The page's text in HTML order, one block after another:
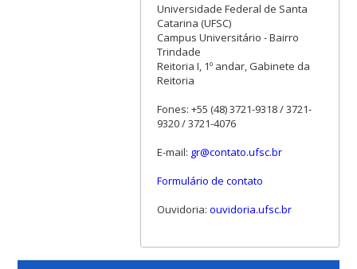
Universidade Federal de Santa
Catarina (UFSC)
Campus Universitário - Bairro
Trindade
Reitoria I, 1º andar, Gabinete da
Reitoria
Fones: +55 (48) 3721-9318 / 3721-
9320 / 3721-4076
E-mail: gr@contato.ufsc.br
Formulário de contato
Ouvidoria: ouvidoria.ufsc.br